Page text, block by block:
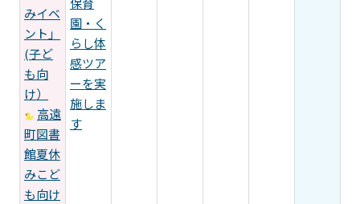
みイベ
ント」
(子ど
も向
け）
高遠
町図書
館夏休
みこど
も向け
園・く
らし体
感ツア
ーを実
施しま
す